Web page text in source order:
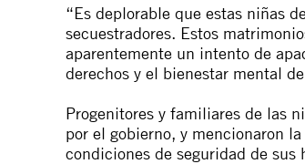
“Es deplorable que estas niñas
secuestradores. Estos
aparentemente un intento de
derechos y el bienestar mental
Progenitores y familiares de las
por el gobierno, y mencionaron
condiciones de seguridad de sus